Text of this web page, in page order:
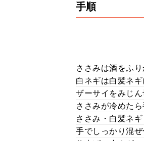
手順
ささみは酒をふ
白ネギは白髪ネ
ザーサイをみじ
ささみが冷めた
ささみ・白髪ネ
手でしっかり混